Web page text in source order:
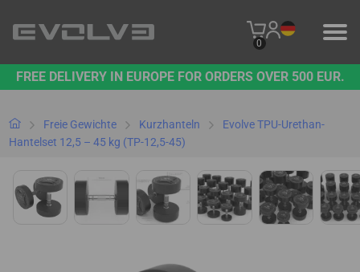
0
PRODUKTE
UNSERE MARKE
B2B-PLATTFORM
FREE DELIVERY IN EUROPE FOR ORDERS OVER 500 EUR.
Freie Gewichte Kurzhanteln
Evolve TPU-Urethan-
Hantelset 12,5 – 45 kg (TP-12,5-45)